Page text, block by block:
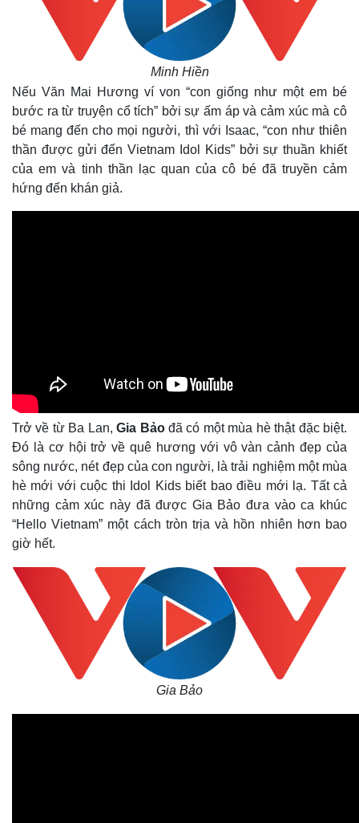
Minh Hiền
Nếu Văn Mai Hương ví von “con giống như một em bé
bước ra từ truyện cổ tích” bởi sự ấm áp và cảm xúc mà cô
bé mang đến cho mọi người, thì với Isaac, “con như thiên
thần được gửi đến Vietnam Idol Kids” bởi sự thuần khiết
của em và tinh thần lạc quan của cô bé đã truyền cảm
hứng đến khán giả.
Trở về từ Ba Lan,Gia Bảođã có một mùa hè thật đặc biệt.
Đó là cơ hội trở về quê hương với vô vàn cảnh đẹp của
sông nước, nét đẹp của con người, là trải nghiệm một mùa
hè mới với cuộc thi Idol Kids biết bao điều mới lạ. Tất cả
những cảm xúc này đã được Gia Bảo đưa vào ca khúc
“Hello Vietnam” một cách tròn trịa và hồn nhiên hơn bao
giờ hết.
Gia Bảo